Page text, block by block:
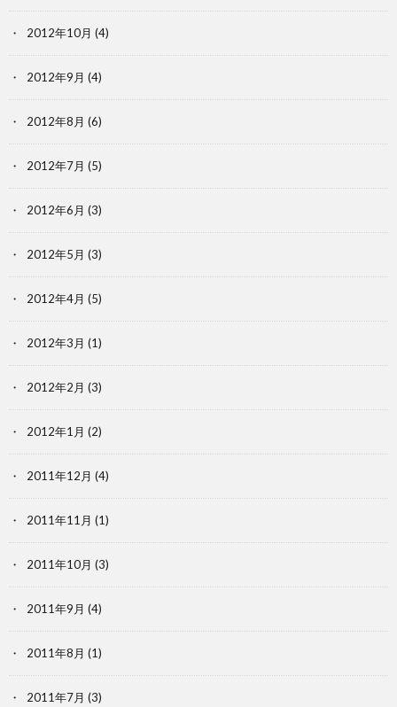
2012年10月 (4)
2012年9月 (4)
2012年8月 (6)
2012年7月 (5)
2012年6月 (3)
2012年5月 (3)
2012年4月 (5)
2012年3月 (1)
2012年2月 (3)
2012年1月 (2)
2011年12月 (4)
2011年11月 (1)
2011年10月 (3)
2011年9月 (4)
2011年8月 (1)
2011年7月 (3)